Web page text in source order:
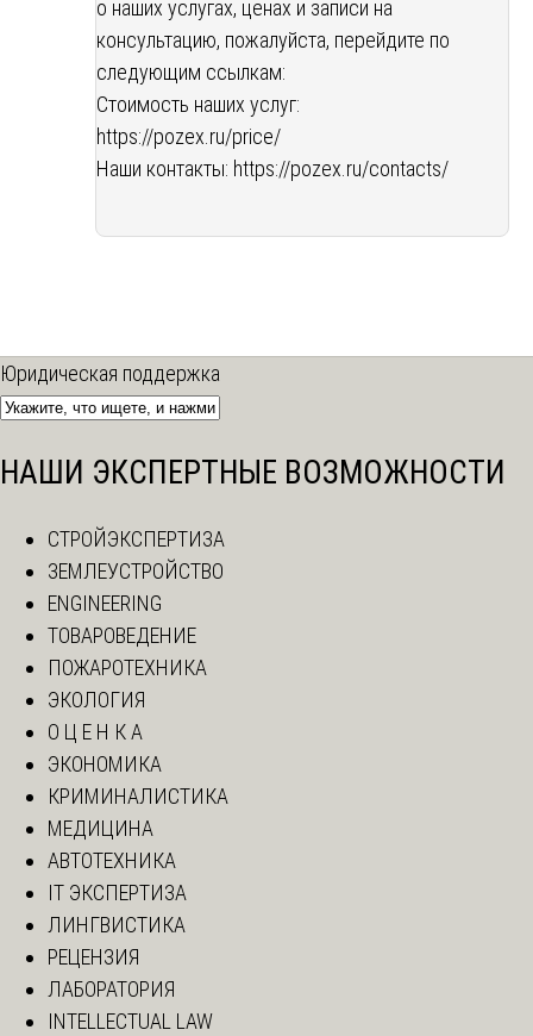
о наших услугах, ценах и записи на
консультацию, пожалуйста, перейдите по
следующим ссылкам:
Стоимость наших услуг:
https://pozex.ru/price/
Наши контакты: https://pozex.ru/contacts/
Юридическая поддержка
НАШИ ЭКСПЕРТНЫЕ ВОЗМОЖНОСТИ
СТРОЙЭКСПЕРТИЗА
ЗЕМЛЕУСТРОЙСТВО
ENGINEERING
ТОВАРОВЕДЕНИЕ
ПОЖАРОТЕХНИКА
ЭКОЛОГИЯ
О Ц Е Н К А
ЭКОНОМИКА
КРИМИНАЛИСТИКА
МЕДИЦИНА
АВТОТЕХНИКА
IT ЭКСПЕРТИЗА
ЛИНГВИСТИКА
РЕЦЕНЗИЯ
ЛАБОРАТОРИЯ
INTELLECTUAL LAW